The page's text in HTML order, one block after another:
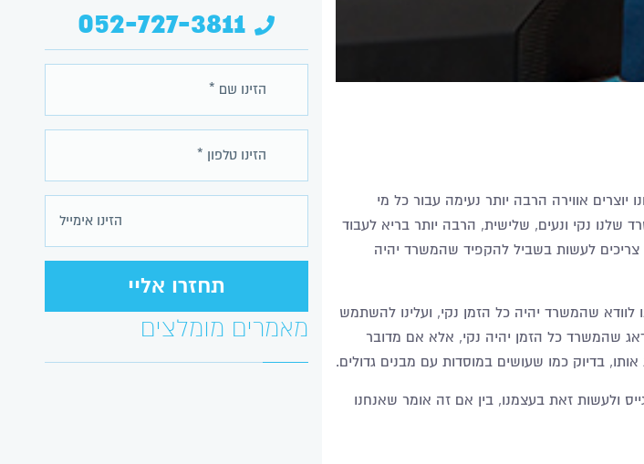
אווירה הרבה יותר נעימה עבור כל מי
שלנו נקי ונעים, שלישית, הרבה יותר בריא לעבוד
צריכים לעשות בשביל להקפיד שהמשרד יהיה
שהמשרד יהיה כל הזמן נקי, ועלינו להשתמש
שהמשרד כל הזמן יהיה נקי, אלא אם מדובר
בדיוק כמו שעושים במוסדות עם מבנים גדולים.
ולעשות זאת בעצמנו, בין אם זה אומר שאנחנו
052-727-3811
מאמרים מומלצים